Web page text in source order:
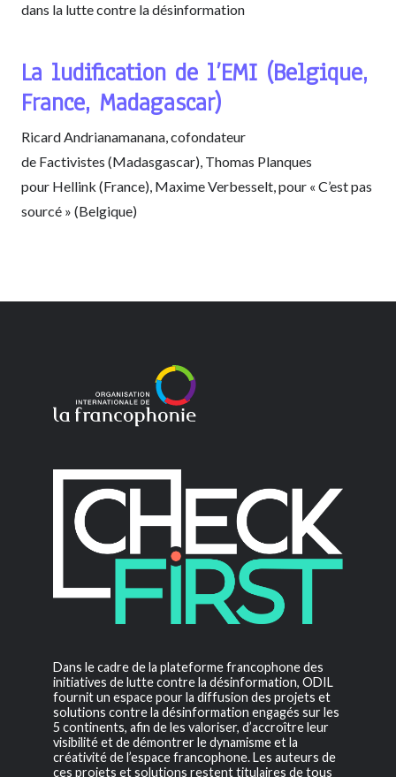
dans la lutte contre la désinformation
La ludification de l’EMI (Belgique,
France, Madagascar)
Ricard Andrianamanana, cofondateur
de Factivistes (Madasgascar), Thomas Planques
pour Hellink (France), Maxime Verbesselt, pour « C’est pas
sourcé » (Belgique)
Dans le cadre de la plateforme francophone des
initiatives de lutte contre la désinformation, ODIL
fournit un espace pour la diffusion des projets et
solutions contre la désinformation engagés sur les
5 continents, afin de les valoriser, d’accroître leur
visibilité et de démontrer le dynamisme et la
créativité de l’espace francophone. Les auteurs de
ces projets et solutions restent titulaires de tous